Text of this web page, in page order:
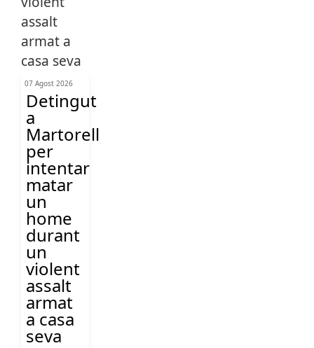
07 Agost 2026
Detingut
a
Martorell
per
intentar
matar
un
home
durant
un
violent
assalt
armat
a casa
seva